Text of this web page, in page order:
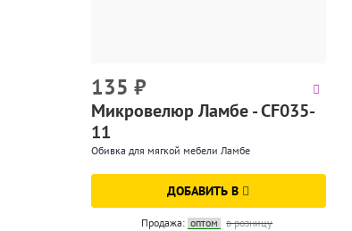
135 ₽
Микровелюр Ламбе - CF035-
11
Обивка для мягкой мебели Ламбе
ДОБАВИТЬ В
Продажа: оптом в розницу